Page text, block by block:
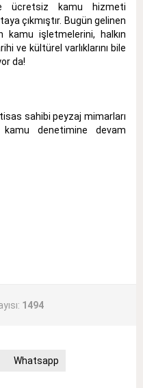
ücretsiz kamu hizmeti
çıkmıştır. Bugün gelinen
kamu işletmelerini, halkın
ve kültürel varlıklarını bile
da!
sahibi peyzaj mimarları
kamu denetimine devam
1494
Whatsapp